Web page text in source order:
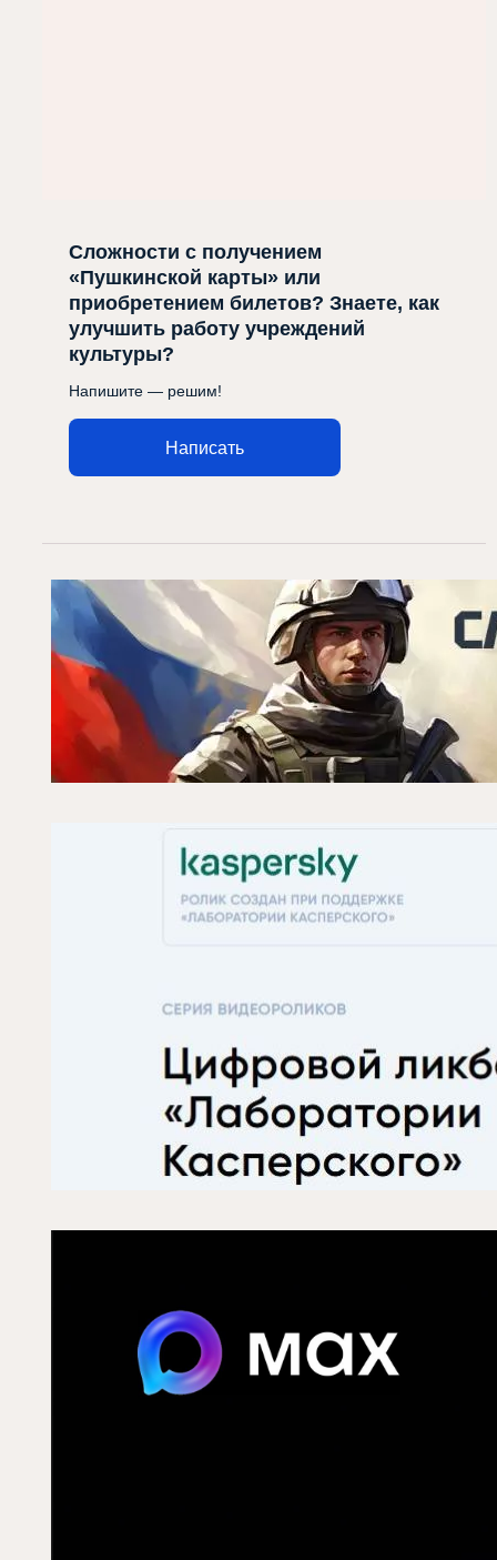
Сложности с получением
«Пушкинской карты» или
приобретением билетов? Знаете, как
улучшить работу учреждений
культуры?
Напишите — решим!
Написать